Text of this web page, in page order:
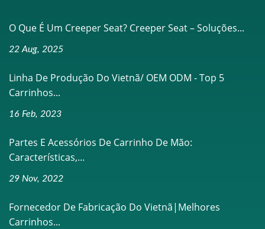
O Que É Um Creeper Seat? Creeper Seat – Soluções...
22 Aug, 2025
Linha De Produção Do Vietnã/ OEM ODM - Top 5
Carrinhos...
16 Feb, 2023
Partes E Acessórios De Carrinho De Mão:
Características,...
29 Nov, 2022
Fornecedor De Fabricação Do Vietnã|Melhores
Carrinhos...